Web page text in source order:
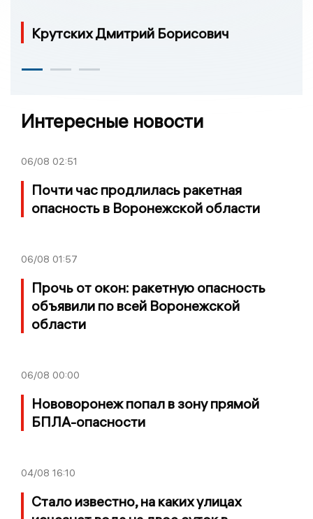
Крутских Дмитрий Борисович
Интересные новости
06/08 02:51
Почти час продлилась ракетная
опасность в Воронежской области
06/08 01:57
Прочь от окон: ракетную опасность
объявили по всей Воронежской
области
06/08 00:00
Нововоронеж попал в зону прямой
БПЛА-опасности
04/08 16:10
Стало известно, на каких улицах